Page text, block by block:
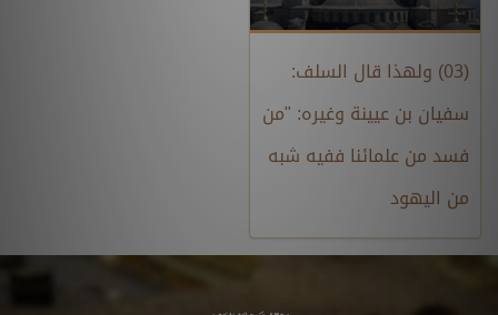
(03) ولهذا قال السلف:
سفيان بن عيينة وغيره: "من
فسد من علمائنا ففيه شبه
من اليهود